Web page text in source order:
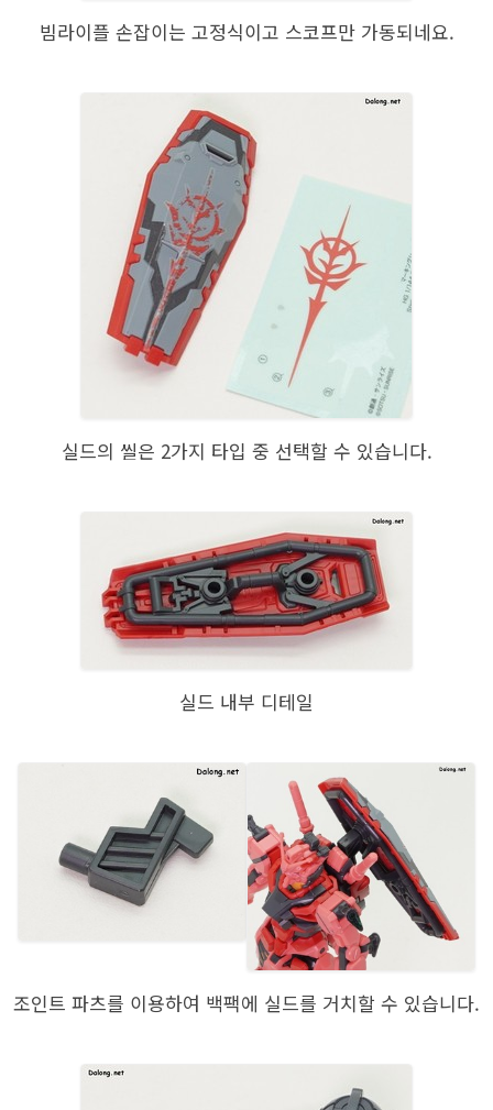
빔라이플 손잡이는 고정식이고 스코프만 가동되네요.
실드의 씰은 2가지 타입 중 선택할 수 있습니다.
실드 내부 디테일
조인트 파츠를 이용하여 백팩에 실드를 거치할 수 있습니다.